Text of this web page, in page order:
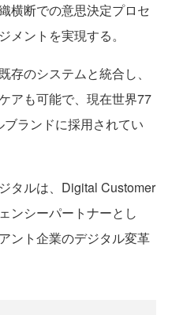
横断での意思決定プロセ
メントを実現する。
のシステムと統合し、
アも可能で、現在世界77
ランドに採用されてい
タルは、Digital Customer
ンシーパートナーとし
ント企業のデジタル変革